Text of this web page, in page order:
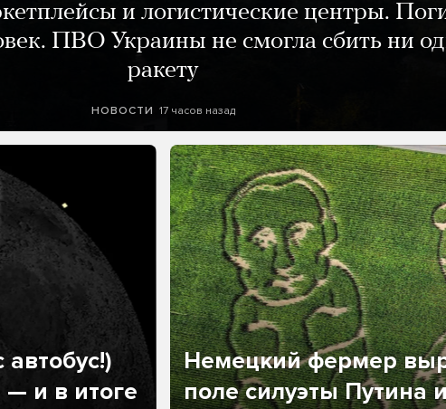
и логистические центры.
ПВО Украины не смогла сбить ни
ракету
НОВОСТИ 17 часов назад
и в итоге
Немецкий фермер
поле силуэты Путина